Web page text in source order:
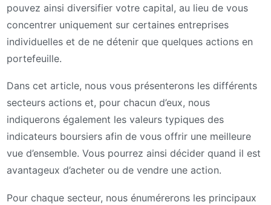
pouvez ainsi diversifier votre capital, au lieu de vous
concentrer uniquement sur certaines entreprises
individuelles et de ne détenir que quelques actions en
portefeuille.
Dans cet article, nous vous présenterons les différents
secteurs actions et, pour chacun d’eux, nous
indiquerons également les valeurs typiques des
indicateurs boursiers afin de vous offrir une meilleure
vue d’ensemble. Vous pourrez ainsi décider quand il est
avantageux d’acheter ou de vendre une action.
Pour chaque secteur, nous énumérerons les principaux